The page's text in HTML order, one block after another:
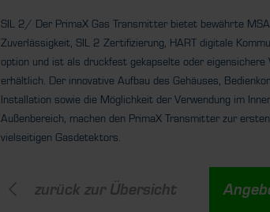
SIL 2/ Der PrimaX Gas Transmitter bietet bewährte
Zuverlässigkeit, SIL 2 Zertifizierung, HART digitale
option und ist als druckfest gekapselte oder eigensichere
erhältlich. Der innovative Aufbau des Gehäuses,
Installation sowie die Möglichkeit der Verwendung im
Außenbereich, machen den PrimaX Transmitter zur
vielseitigen Gasdetektors.
zurück zur Übersicht